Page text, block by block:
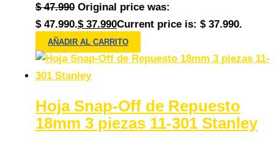
$47.990 Original price was:
$ 47.990.$37.990Current price is: $ 37.990.
AÑADIR AL CARRITO
Hoja Snap-Off de Repuesto
18mm 3 piezas 11-301 Stanley